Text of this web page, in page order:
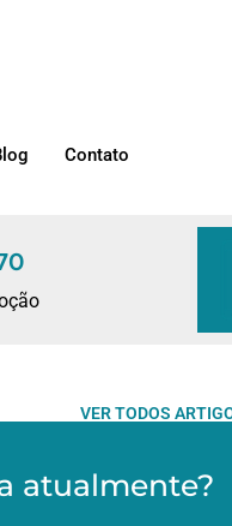
Contato
VER TODOS
atualmente?